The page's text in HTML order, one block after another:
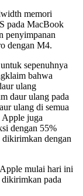
memori
pada MacBook
penyimpanan
dengan M4.
sepenuhnya
bahwa
ulang
daur ulang pada
ulang di semua
Apple juga
dengan 55%
dikirimkan dengan
mulai hari ini
pada